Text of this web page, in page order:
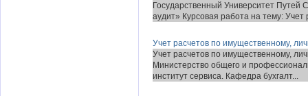
Государственный Университет Путей
аудит» Курсовая работа на тему: Учет
Учет расчетов по имущественному,
Учет расчетов по имущественному,
Министерство общего и
институт сервиса. Кафедра бухгалт...